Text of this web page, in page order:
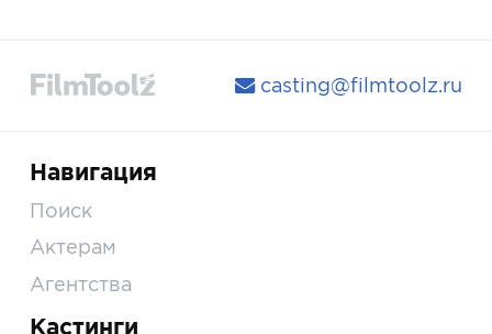
casting@filmtoolz.ru
Навигация
Поиск
Актерам
Агентства
Кастинги